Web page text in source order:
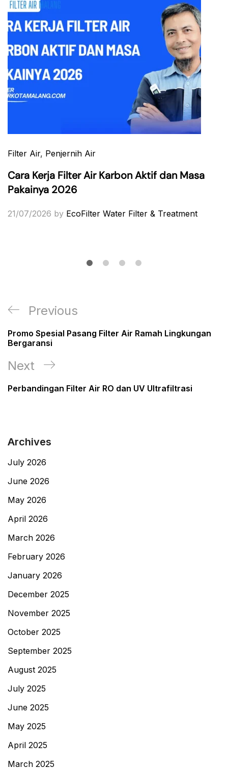
Filter Air, Penjernih Air
Cara Kerja Filter Air Karbon Aktif dan Masa
Pakainya 2026
21/07/2026 by EcoFilter Water Filter & Treatment
Post
Previous
Post
Previous
Promo Spesial Pasang Filter Air Ramah Lingkungan
Bergaransi
Next
Post
Next
Perbandingan Filter Air RO dan UV Ultrafiltrasi
Archives
July 2026
June 2026
May 2026
April 2026
March 2026
February 2026
January 2026
December 2025
November 2025
October 2025
September 2025
August 2025
July 2025
June 2025
May 2025
April 2025
March 2025